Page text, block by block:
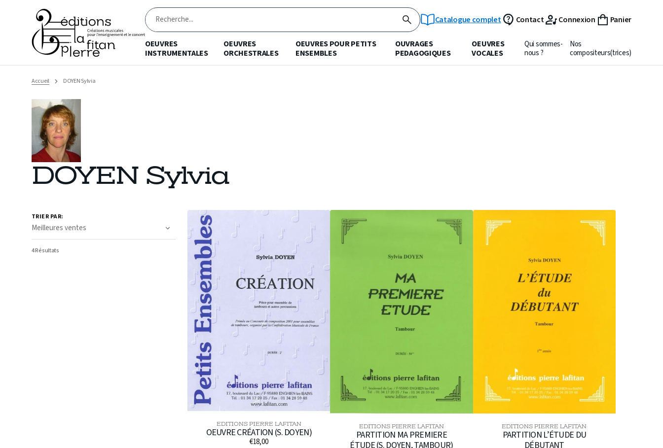
Recherche Catalogue complet Contact Connexion Panier
OEUVRES
INSTRUMENTALES
OEUVRES
ORCHESTRALES
OEUVRES POUR PETITS
ENSEMBLES
OUVRAGES
PEDAGOGIQUES
OEUVRES
VOCALES
Qui sommes-
nous ?
Nos
compositeurs(trices)
Accueil DOYEN Sylvia
DOYEN Sylvia
TRIER PAR:
4 Résultats
OEUVRE
CRÉATION
(S.
DOYEN)
Distributeur :
EDITIONS PIERRE LAFITAN
OEUVRE CRÉATION (S. DOYEN)
Prix
€18,00
PARTITION
PREMIERE
ÉTUDE
TAMBOUR)
Distributeur :
EDITIONS PIERRE LAFITAN
PARTITION MA PREMIERE
ÉTUDE (S. DOYEN, TAMBOUR)
PARTITION
L’ÉTUDE
DÉBUTANT
Distributeur :
EDITIONS PIERRE LAFITAN
PARTITION L’ÉTUDE DU
DÉBUTANT